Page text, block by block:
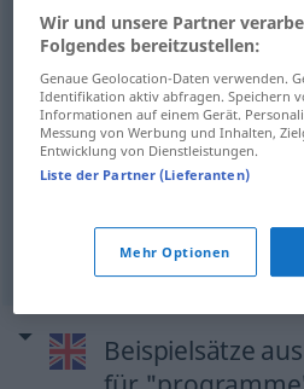
Mentorenprogrammn
digitallyencoded programme
digitalverschlüsseltes
Magazin(sendung)
Beispielsätze
Wir und unsere Partner
Folgendes bereitzustellen:
Genaue Geolocation-Daten verwenden.
Identifikation aktiv abfragen. Speichern
Informationen auf einem Gerät.
Messung von Werbung und Inhalten,
Entwicklung von Dienstleistungen.
Liste der Partner (Lieferanten)
Mehr Optionen